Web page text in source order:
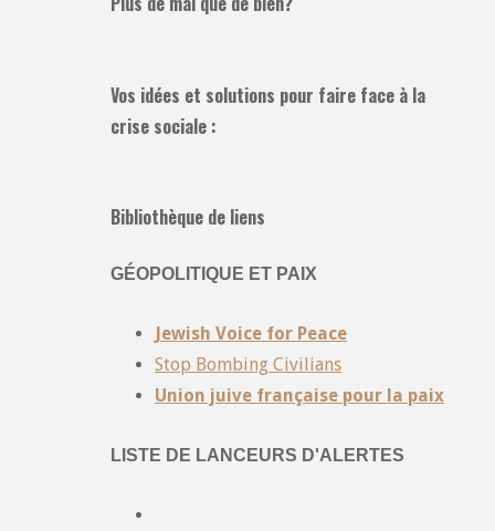
Vos idées et solutions pour faire face à la
crise sociale :
Bibliothèque de liens
GÉOPOLITIQUE ET PAIX
Jewish Voice for Peace
Stop Bombing Civilians
Union juive française pour la paix
LISTE DE LANCEURS D'ALERTES